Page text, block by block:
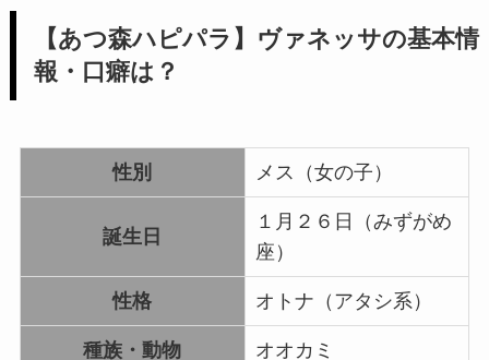
【あつ森ハピパラ】ヴァネッサの基本情
報・口癖は？
性別 メス（女の子）
誕生日
１月２６日（みずがめ
座）
性格 オトナ（アタシ系）
種族・動物 オオカミ